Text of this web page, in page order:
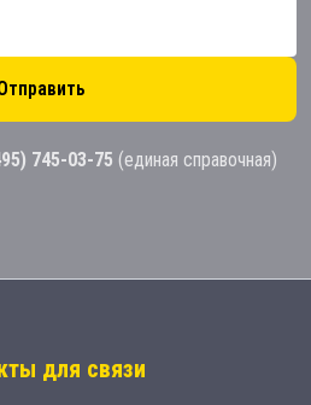
745-03-75 (единая справочная)
для связи